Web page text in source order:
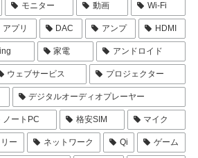
モニター 動画 Wi-Fi
アプリ DAC アンプ HDMI
家電 アンドロイド
ウェブサービス プロジェクター
デジタルオーディオプレーヤー
ノートPC 格安SIM マイク
ー ネットワーク Qi ゲーム